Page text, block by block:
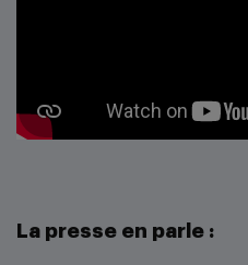
La presse en parle :